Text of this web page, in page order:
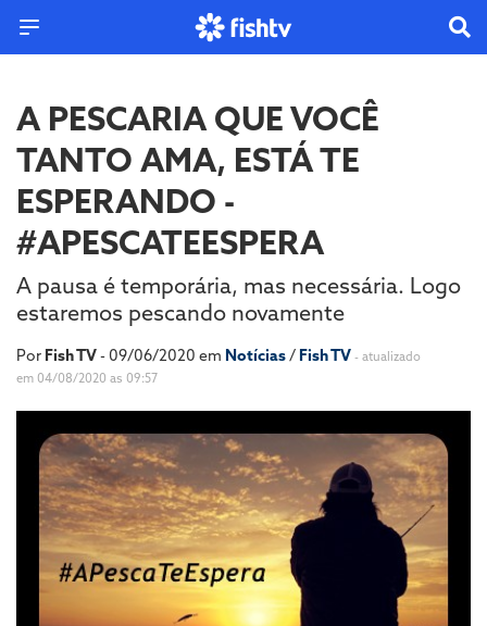
A PESCARIA QUE VOCÊ
TANTO AMA, ESTÁ TE
ESPERANDO -
#APESCATEESPERA
A pausa é temporária, mas necessária. Logo
estaremos pescando novamente
Por Fish TV- 09/06/2020 em Notícias/ Fish TV - atualizado
em 04/08/2020 as 09:57